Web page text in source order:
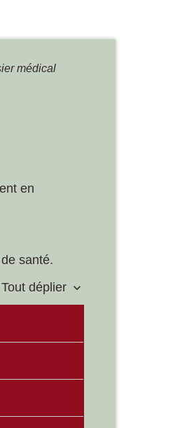
médical
en
santé.
Tout déplier keyboard_arrow_down